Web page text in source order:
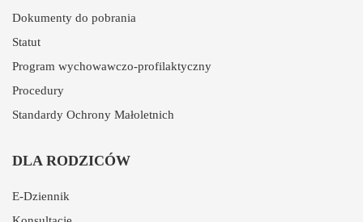
Dokumenty do pobrania
Statut
Program wychowawczo-profilaktyczny
Procedury
Standardy Ochrony Małoletnich
DLA RODZICÓW
E-Dziennik